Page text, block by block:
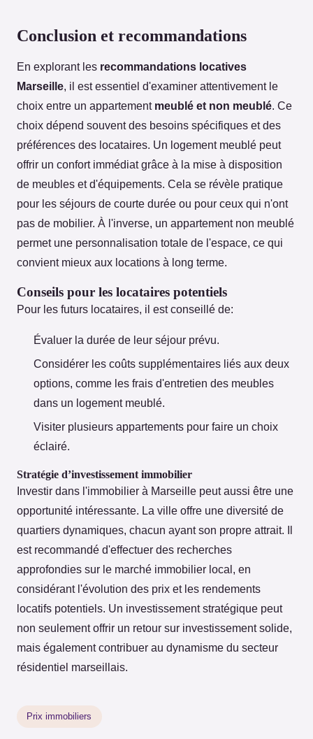
Conclusion et recommandations
En explorant les recommandations locatives
Marseille, il est essentiel d'examiner attentivement le
choix entre un appartement meublé et non meublé. Ce
choix dépend souvent des besoins spécifiques et des
préférences des locataires. Un logement meublé peut
offrir un confort immédiat grâce à la mise à disposition
de meubles et d'équipements. Cela se révèle pratique
pour les séjours de courte durée ou pour ceux qui n'ont
pas de mobilier. À l'inverse, un appartement non meublé
permet une personnalisation totale de l'espace, ce qui
convient mieux aux locations à long terme.
Conseils pour les locataires potentiels
Pour les futurs locataires, il est conseillé de:
Évaluer la durée de leur séjour prévu.
Considérer les coûts supplémentaires liés aux deux
options, comme les frais d'entretien des meubles
dans un logement meublé.
Visiter plusieurs appartements pour faire un choix
éclairé.
Stratégie d’investissement immobilier
Investir dans l'immobilier à Marseille peut aussi être une
opportunité intéressante. La ville offre une diversité de
quartiers dynamiques, chacun ayant son propre attrait. Il
est recommandé d'effectuer des recherches
approfondies sur le marché immobilier local, en
considérant l'évolution des prix et les rendements
locatifs potentiels. Un investissement stratégique peut
non seulement offrir un retour sur investissement solide,
mais également contribuer au dynamisme du secteur
résidentiel marseillais.
Prix immobiliers